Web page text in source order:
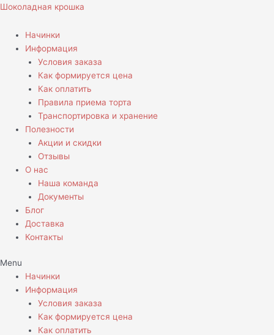
Перейти
содержимому
Шоколадная крошка
Начинки
Информация
Условия заказа
Как формируется цена
Как оплатить
Правила приема торта
Транспортировка и хранение
Полезности
Акции и скидки
Отзывы
О нас
Наша команда
Документы
Блог
Доставка
Контакты
Menu
Начинки
Информация
Условия заказа
Как формируется цена
Как оплатить
Навигация
записям